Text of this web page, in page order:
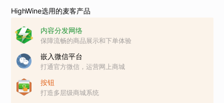
HighWine选用的麦客产品
内容分发网络
保障流畅的商品展示和下单体验
嵌入微信平台
打通官方微信，运营网上商城
按钮
打造多层级商城系统